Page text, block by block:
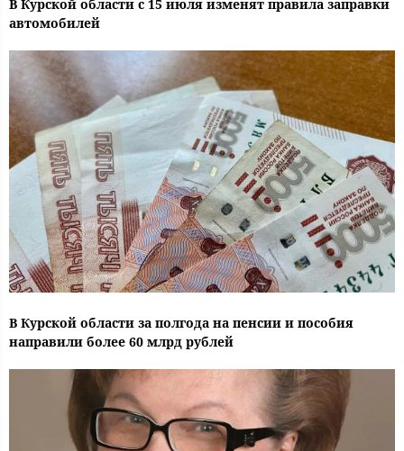
В Курской области с 15 июля изменят правила заправки
автомобилей
В Курской области за полгода на пенсии и пособия
направили более 60 млрд рублей